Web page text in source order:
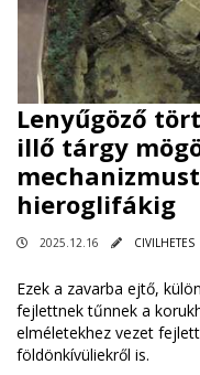
Lenyűgöző
illő tárgy
hieroglifákig
2025.12.16 CIVILHETES
Ezek a zavarba ejtő,
fejlettnek tűnnek a
elméletekhez vezet
földönkívüliekről is.